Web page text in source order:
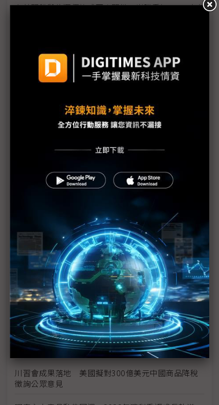
台美關稅與能源價格成兩大關鍵 尚騰看好2H26車市
模組拚2027放量
規避關稅大打平價與豪奢雙戰線 中系電動車4月歐
洲市佔首破15%
裕融嚴陳莉蓮：汽車、出行與用車事業的協同發展
AI應用與綠能發展推動創新
回應232關稅優惠上路 東陽：對台灣汽車零件產業
新纖：地緣風險是危機也是轉機 三大布局推進成長
台美投資MOU關稅優惠先落地 汽車零組件15%、航
中資背景也能過關 Volvo獲白宮豁免可繼續在美賣
車
裕隆國產、外銷同步並進 嚴陳莉蓮：AI賦能強化核
心競爭力與轉型
茂林加速東南亞布局 越南新廠2Q量產、泰國建廠規
畫隨後上
川普關稅再退款206億美元 CBP同步修正兩週前烏
龍數字
川習會成果落地 美國擬對300億美元中國商品降稅
徵詢公眾意見